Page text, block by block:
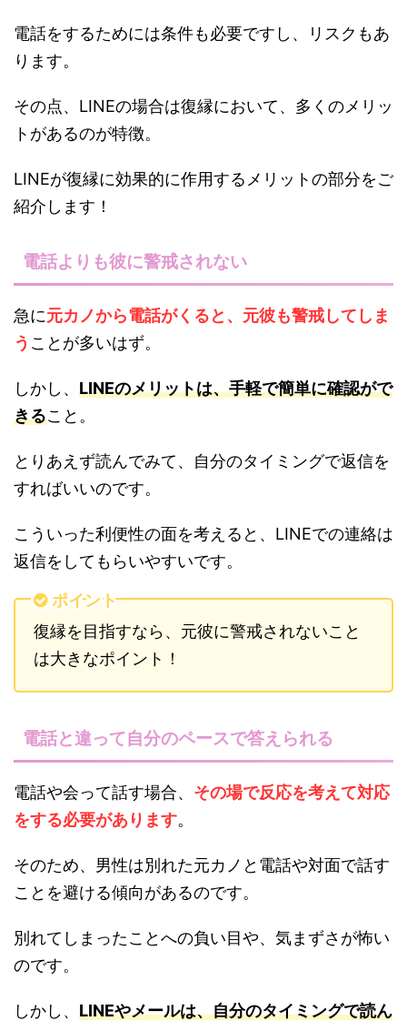
電話をするためには条件も必要ですし、リスクもあ
ります。
その点、LINEの場合は復縁において、多くのメリッ
トがあるのが特徴。
LINEが復縁に効果的に作用するメリットの部分をご
紹介します！
電話よりも彼に警戒されない
急に元カノから電話がくると、元彼も警戒してしま
う ことが多いはず。
しかし、 LINEのメリットは、手軽で簡単に確認がで
きること。
とりあえず読んでみて、自分のタイミングで返信を
すればいいのです。
こういった利便性の面を考えると、LINEでの連絡は
返信をしてもらいやすいです。
ポイント
復縁を目指すなら、元彼に警戒されないこと
は大きなポイント！
電話と違って自分のペースで答えられる
電話や会って話す場合、 その場で反応を考えて対応
をする必要があります。
そのため、男性は別れた元カノと電話や対面で話す
ことを避ける傾向があるのです。
別れてしまったことへの負い目や、気まずさが怖い
のです。
しかし、 LINEやメールは、自分のタイミングで読ん